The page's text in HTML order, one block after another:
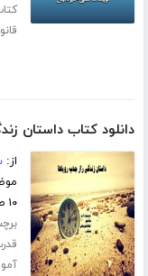
دانلود کتاب داستان
از:
۱۰ صفحه